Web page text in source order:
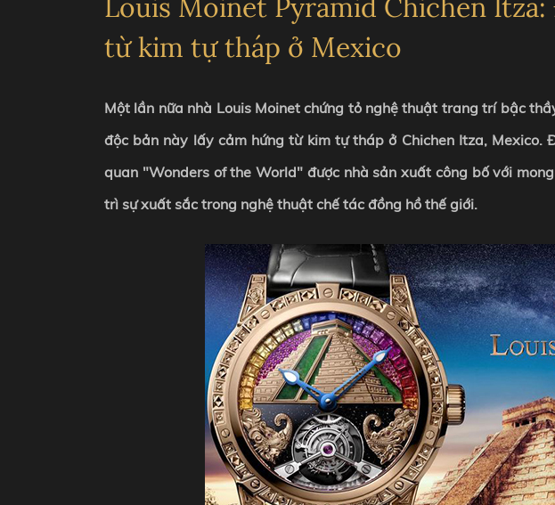
Louis Moinet Pyramid Chichen
từ kim tự tháp ở Mexico
Một lần nữa nhà Louis Moinet chứng tỏ nghệ thuật trang trí bậc
độc bản này lấy cảm hứng từ kim tự tháp ở Chichen Itza,
quan "Wonders of the World" được nhà sản xuất công bố với
trì sự xuất sắc trong nghệ thuật chế tác đồng hồ thế giới.